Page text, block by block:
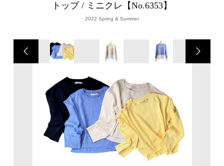
トップ / ミニクレ【No.6353】
2022 Spring & Summer